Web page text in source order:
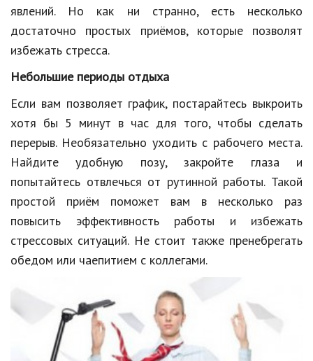
Красота и здоровье
Hi-Tech. Интернет
Авто, мото
Дом и сад
Недвижимость
Спорт и фитнес
Психология и отношения
Творчество и рукоделие
Разное
Работа и бизнес
Еда и напитки
Праздники и подарки
явлений. Но как ни странно, есть несколько
достаточно простых приёмов, которые позволят
избежать стресса.
Небольшие периоды отдыха
Если вам позволяет график, постарайтесь выкроить
хотя бы 5 минут в час для того, чтобы сделать
перерыв. Необязательно уходить с рабочего места.
Найдите удобную позу, закройте глаза и
попытайтесь отвлечься от рутинной работы. Такой
простой приём поможет вам в несколько раз
повысить эффективность работы и избежать
стрессовых ситуаций. Не стоит также пренебрегать
обедом или чаепитием с коллегами.